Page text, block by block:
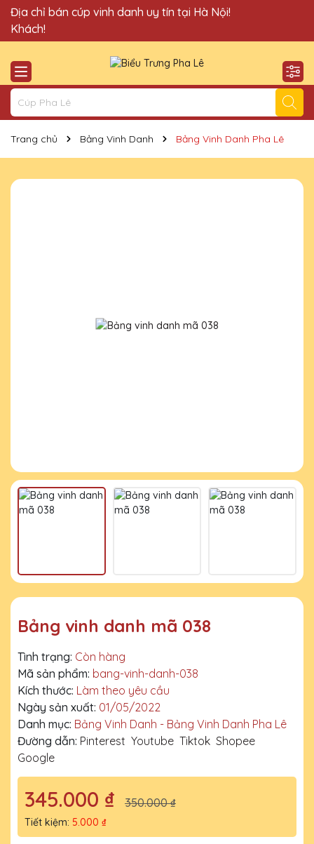
Quà Tặng Cúp Pha Lê Vinh Danh An Thảo xin chào Quý
Khách!
Địa chỉ bán cúp vinh danh uy tín tại Hà Nội!
Trang chủ Bảng Vinh Danh Bảng Vinh Danh Pha Lê
Bảng vinh danh mã 038
Tình trạng: Còn hàng
Mã sản phẩm: bang-vinh-danh-038
Kích thước: Làm theo yêu cầu
Ngày sản xuất: 01/05/2022
Danh mục: Bảng Vinh Danh - Bảng Vinh Danh Pha Lê
Đường dẫn: Pinterest Youtube Tiktok Shopee
Google
345.000 ₫ 350.000 ₫
Tiết kiệm: 5.000 ₫